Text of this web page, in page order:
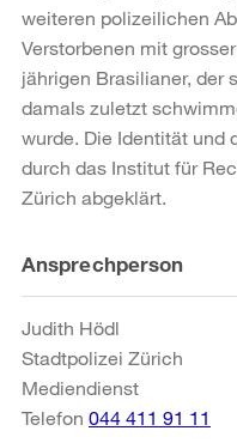
weiteren polizeilichen
Verstorbenen mit
jährigen Brasilianer, der
damals zuletzt
wurde. Die Identität und
durch das Institut für
Zürich abgeklärt.
Weitere
Informationen
Ansprechperson
Judith Hödl
Stadtpolizei Zürich
Mediendienst
Telefon 044 411 91 11